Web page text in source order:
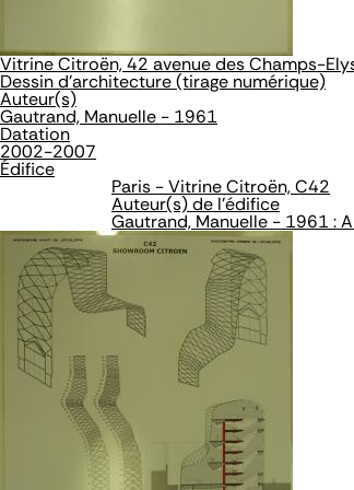
Vitrine Citroën, 42 avenue des Champs-
Dessin d'architecture (tirage numérique)
Auteur(s)
Gautrand, Manuelle - 1961
Datation
2002-2007
Édifice
Paris - Vitrine Citroën, C42
Auteur(s) de l'édifice
Gautrand, Manuelle - 1961 :